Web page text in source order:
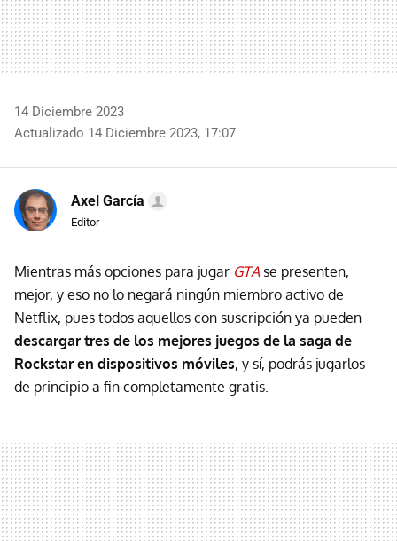
14 Diciembre 2023
Actualizado 14 Diciembre 2023, 17:07
Axel García
Editor
Mientras más opciones para jugar GTA se presenten,
mejor, y eso no lo negará ningún miembro activo de
Netflix, pues todos aquellos con suscripción ya pueden
descargar tres de los mejores juegos de la saga de
Rockstar en dispositivos móviles, y sí, podrás jugarlos
de principio a fin completamente gratis.